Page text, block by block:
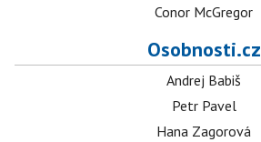
Conor McGregor
Osobnosti.cz
Andrej Babiš
Petr Pavel
Hana Zagorová